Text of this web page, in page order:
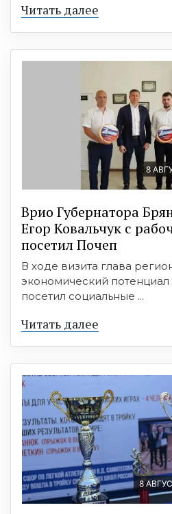
Читать далее
8
Врио Губернатора
Егор Ковальчук с
посетил Почеп
В ходе визита глава
экономический потенциал
посетил социальные ...
Читать далее
8